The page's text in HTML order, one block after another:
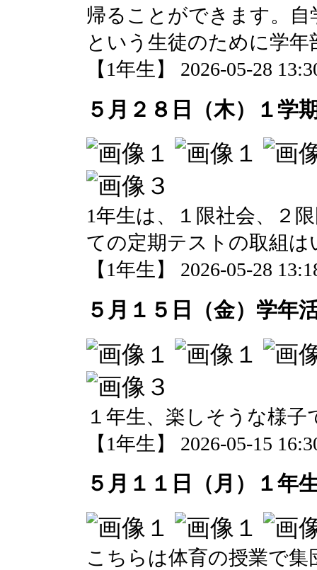
帰ることができます。
という生徒のために学
【1年生】 2026-05-28
５月２８日（木）１
1年生は、１限社会、２
ての定期テストの取組は
【1年生】 2026-05-28
５月１５日（金）学年
１年生、楽しそうな様子
【1年生】 2026-05-15
５月１１日（月）１
こちらは体育の授業で